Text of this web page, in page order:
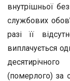
внутрішньої
службових
разі її
виплачується
(померлого) за